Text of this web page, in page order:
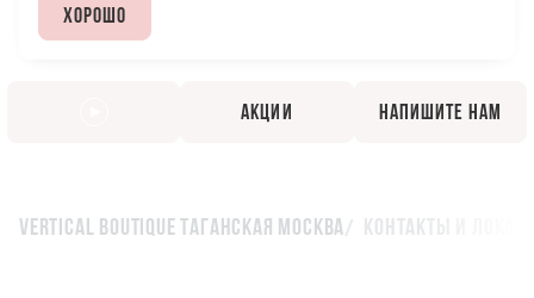
Vertical Boutique Таганская Москва Контакты и
Хорошо
Акции Напишите нам